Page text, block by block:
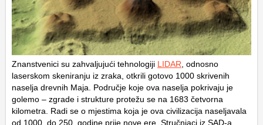
Znanstvenici su zahvaljujući tehnologiji LIDAR , odnosno
laserskom skeniranju iz zraka, otkrili gotovo 1000 skrivenih
naselja drevnih Maja. Područje koje ova naselja pokrivaju je
golemo – zgrade i strukture protežu se na 1683 četvorna
kilometra. Radi se o mjestima koja je ova civilizacija naseljavala
od 1000. do 250. godine prije nove ere. Stručnjaci iz SAD-a,